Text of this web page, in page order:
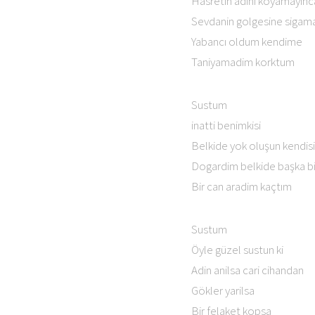
Sevdanin golgesine
Yabancı oldum kendime
Taniyamadim korktum
Sustum
inatti benimkisi
Belkide yok oluşun kendisi
Dogardim belkide başka
Bir can aradim kaçtım
Sustum
Öyle güzel sustun ki
Adin anilsa cari cihandan
Gökler yarilsa
Bir felaket kopsa